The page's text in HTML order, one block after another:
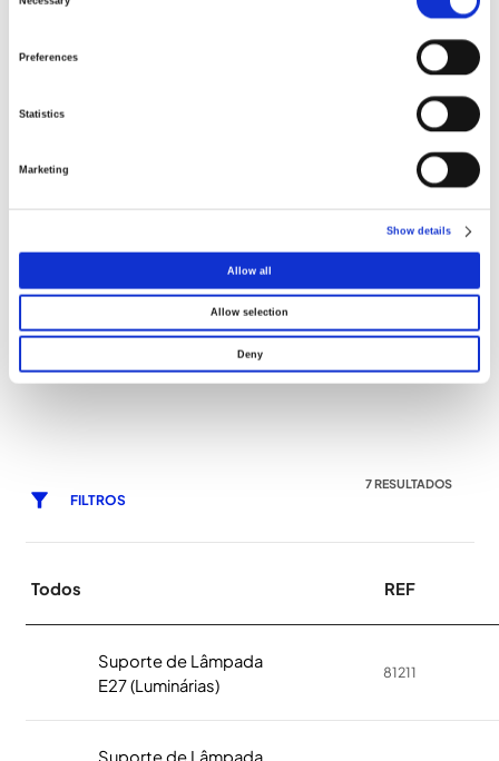
Preferences
Statistics
Marketing
Show details
Allow all
Allow selection
Deny
ACESSÓRIOS PARA TOMADAS DE
CARREGAMENTO VE
FILTROS
7 RESULTADOS
Todos REF
Suporte de Lâmpada
E27 (Luminárias)
81211
Suporte de Lâmpada